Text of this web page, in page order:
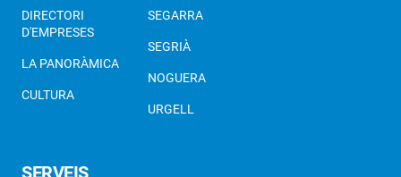
DIRECTORI
D'EMPRESES
LA PANORÀMICA
CULTURA
SEGARRA
SEGRIÀ
NOGUERA
URGELL
SERVEIS